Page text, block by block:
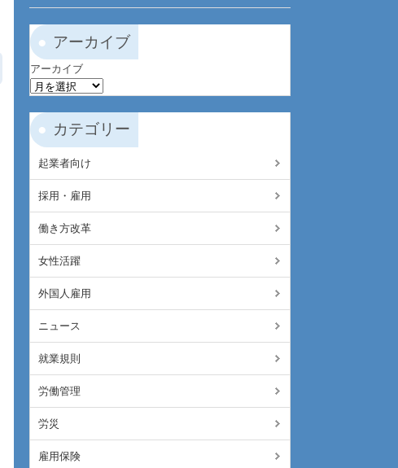
アーカイブ
アーカイブ
カテゴリー
起業者向け
採用・雇用
働き方改革
女性活躍
外国人雇用
ニュース
就業規則
労働管理
労災
雇用保険